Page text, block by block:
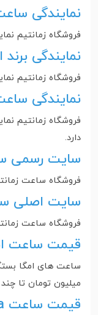
نمایندگی
فروشگاه زمانتیم
نمایندگی
فروشگاه زمانتیم
نمایندگی
فروشگاه زمانتیم
دارد‌.
سایت رسمی
فروشگاه ساعت
سایت اصلی
فروشگاه ساعت
قیمت ساعت
میلیون تومان تا
قیمت ساعت omega چقدر است ؟